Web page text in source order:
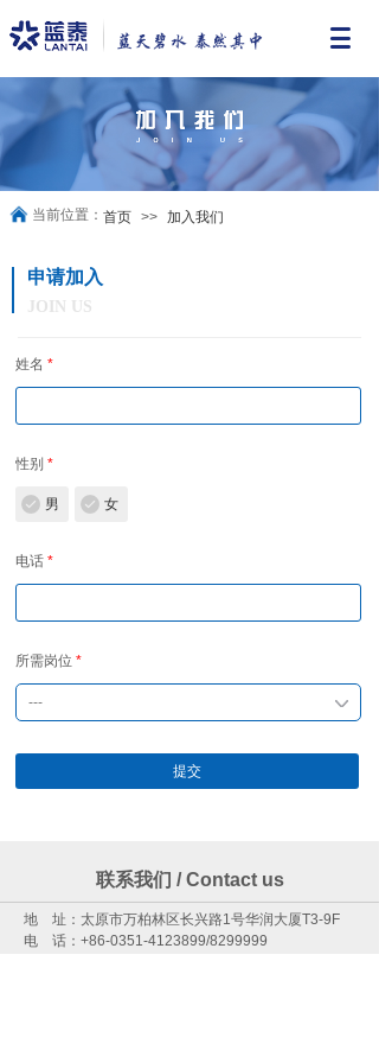
当前位置： 首页 >> 加入我们
申请加入
JOIN US
姓名 *
性别 *
男 女
电话 *
所需岗位 *
---
提交
联系我们 / Contact us
地 址：太原市万柏林区长兴路1号华润大厦T3-9F
电 话：+86-0351-4123899/8299999